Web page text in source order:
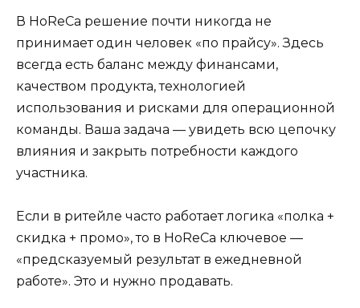
В HoReCa решение почти никогда не
принимает один человек «по прайсу». Здесь
всегда есть баланс между финансами,
качеством продукта, технологией
использования и рисками для операционной
команды. Ваша задача — увидеть всю цепочку
влияния и закрыть потребности каждого
участника.
Если в ритейле часто работает логика «полка +
скидка + промо», то в HoReCa ключевое —
«предсказуемый результат в ежедневной
работе». Это и нужно продавать.